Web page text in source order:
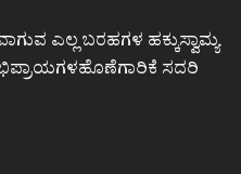
ಎಲ್ಲ ಬರಹಗಳ ಹಕ್ಕುಸ್ವಾಮ್ಯ
ಸದರಿ